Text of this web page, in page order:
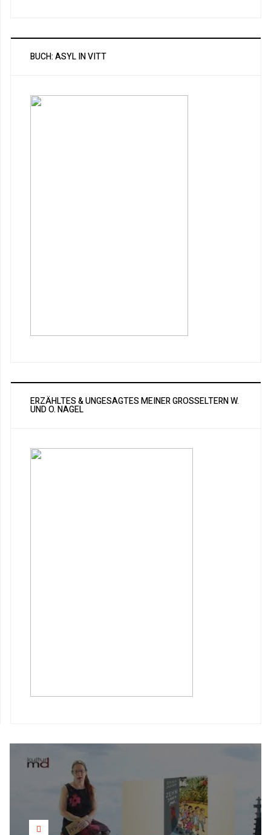
BUCH: ASYL IN VITT
ERZÄHLTES & UNGESAGTES MEINER GROSSELTERN W. U
ND O. NAGEL